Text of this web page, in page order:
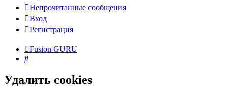
Непрочитанные сообщения
Вход
Регистрация
Fusion GURU
Поиск
Удалить cookies